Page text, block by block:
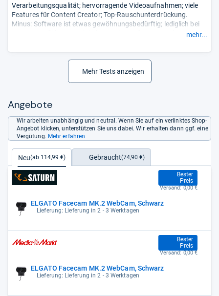
Verarbeitungsqualität; hervorragende Videoaufnahmen; viele
Features für Content Creator; Top-Rauschunterdrückung.
Minus: Software ist etwas gewöhnungsbedürftig; lediglich bei
NVIDIA-Grafikkarten schöpft man das volle Potenzial aus.mehr...
Mehr Tests anzeigen
Angebote
Wir arbeiten unabhängig und neutral. Wenn Sie auf ein verlinktes Shop-
Angebot klicken, unterstützen Sie uns dabei. Wir erhalten dann ggf. eine
Vergütung. Mehr erfahren
Neu(ab 114,99 €) Gebraucht(74,90 €)
ELGATO Facecam MK.2 WebCam, Schwarz
Lieferung: Lieferung in 2 - 3 Werktagen
Bester
Preis
114,99 €
Versand: 0,00 €
ELGATO Facecam MK.2 WebCam, Schwarz
Lieferung: Lieferung in 2 - 3 Werktagen
Bester
Preis
114,99 €
Versand: 0,00 €